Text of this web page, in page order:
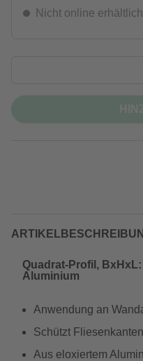
Nicht online erhältlich
Quadrat-Profil,
Aluminium
Anwendung an
Schützt
Aus eloxiertem